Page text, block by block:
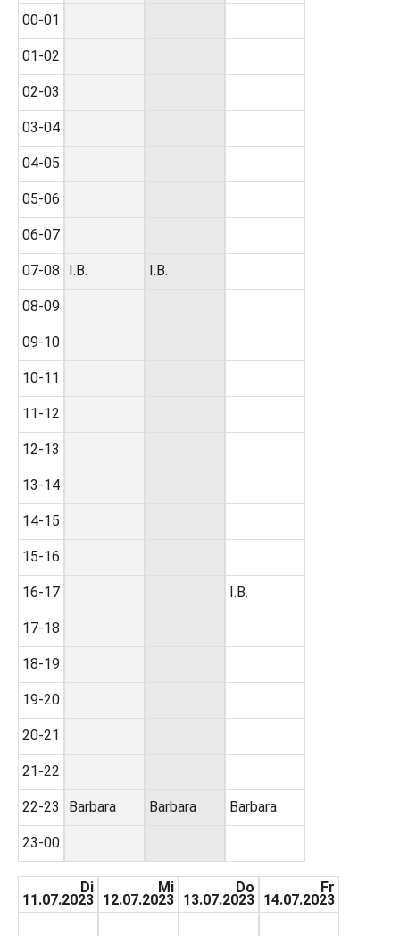
00-01
01-02
02-03
03-04
04-05
05-06
06-07
07-08
08-09
09-10
10-11
11-12
12-13
13-14
14-15
15-16
16-17
17-18
18-19
19-20
20-21
21-22
22-23
23-00
I.B.
Barbara
I.B.
Barbara
I.B.
Barbara
Di
11.07.2023
Mi
12.07.2023
Do
13.07.2023
Fr
14.07.2023